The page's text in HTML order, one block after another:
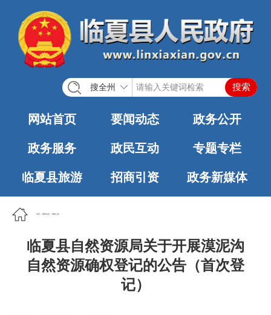
搜全州
网站首页 要闻动态 政务公开
政务服务 政民互动 专题专栏
临夏县旅游 招商引资 政务新媒体
首页 要闻动态 通知公告
临夏县自然资源局关于开展漠泥沟
自然资源确权登记的公告（首次登
记）